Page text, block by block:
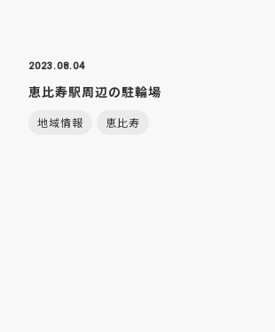
2023.08.04
恵比寿駅周辺の駐輪場
地域情報 恵比寿